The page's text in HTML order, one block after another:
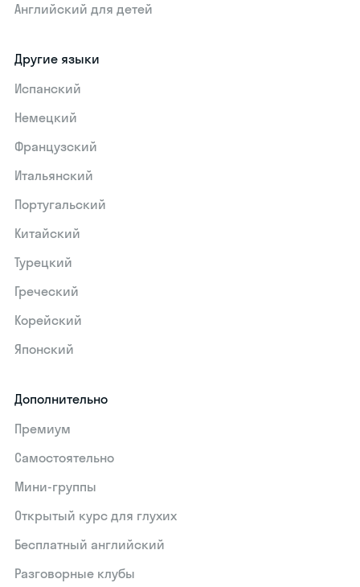
Английский для детей
Другие языки
Испанский
Немецкий
Французский
Итальянский
Португальский
Китайский
Турецкий
Греческий
Корейский
Японский
Дополнительно
Премиум
Самостоятельно
Мини-группы
Открытый курс для глухих
Бесплатный английский
Разговорные клубы